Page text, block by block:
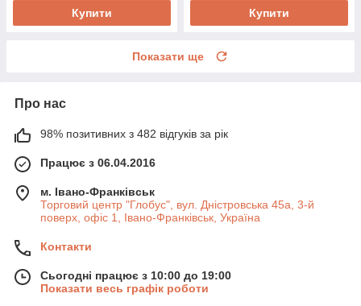
Купити Купити
Показати ще
Про нас
98% позитивних з 482 відгуків за рік
Працює з 06.04.2016
м. Івано-Франківськ
Торговий центр "Глобус", вул. Дністровська 45а, 3-й
поверх, офіс 1, Івано-Франківськ, Україна
Контакти
Сьогодні працює з 10:00 до 19:00
Показати весь графік роботи